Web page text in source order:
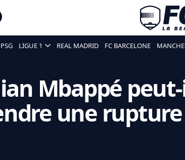
PSG LIGUE 1 REAL MADRID FC BARCELONE
Mbappé
une